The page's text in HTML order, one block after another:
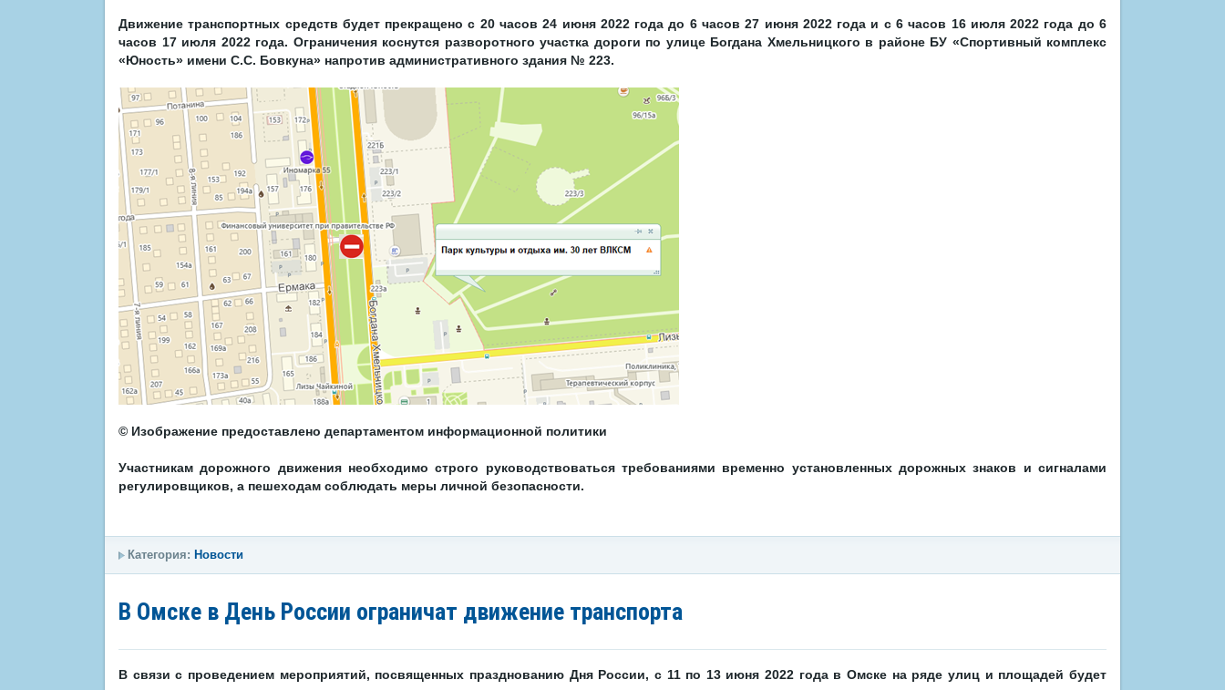
Движение транспортных средств будет прекращено с 20 часов 24 июня 2022 года до 6 часов 27 июня 2022 года и с 6 часов 16 июля 2022 года до 6
часов 17 июля 2022 года. Ограничения коснутся разворотного участка дороги по улице Богдана Хмельницкого в районе БУ «Спортивный комплекс
«Юность» имени С.С. Бовкуна» напротив административного здания № 223.
© Изображение предоставлено департаментом информационной политики
Участникам дорожного движения необходимо строго руководствоваться требованиями временно установленных дорожных знаков и сигналами
регулировщиков, а пешеходам соблюдать меры личной безопасности.
Категория: Новости
В Омске в День России ограничат движение транспорта
В связи с проведением мероприятий, посвященных празднованию Дня России, с 11 по 13 июня 2022 года в Омске на ряде улиц и площадей будет